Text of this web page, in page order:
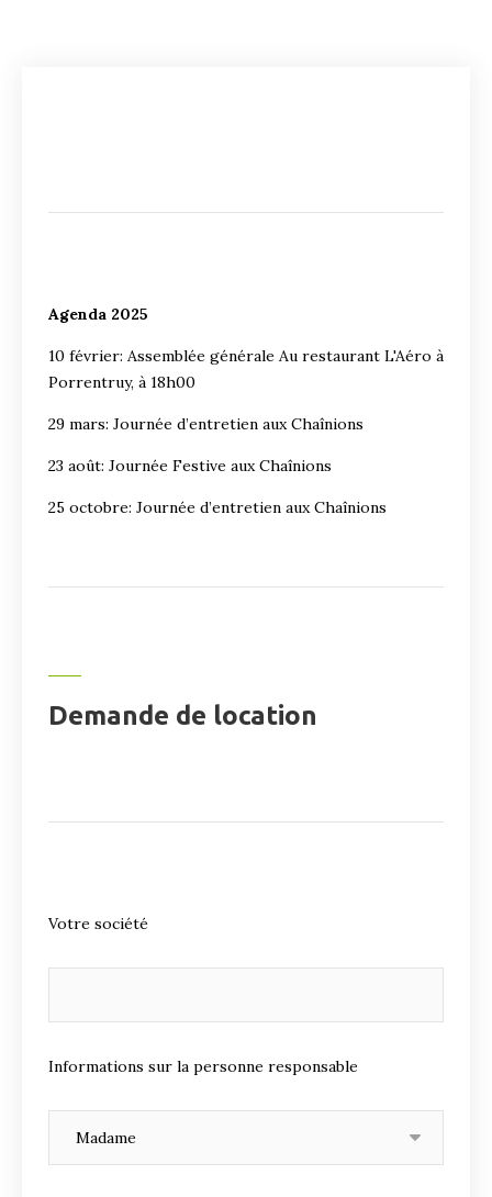
Agenda 2025
10 février: Assemblée générale Au restaurant L'Aéro à
Porrentruy, à 18h00
29 mars: Journée d’entretien aux Chaînions
23 août: Journée Festive aux Chaînions
25 octobre: Journée d’entretien aux Chaînions
Demande de location
Votre société
Informations sur la personne responsable